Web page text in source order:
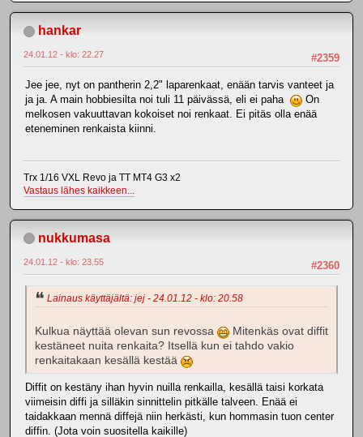
hankar
#2359
24.01.12 - klo: 22.27
Jee jee, nyt on pantherin 2,2" laparenkaat, enään tarvis vanteet ja
ja ja. A main hobbiesilta noi tuli 11 päivässä, eli ei paha
On
melkosen vakuuttavan kokoiset noi renkaat. Ei pitäs olla enää
eteneminen renkaista kiinni.
Trx 1/16 VXL Revo ja TT MT4 G3 x2
Vastaus lähes kaikkeen...
nukkumasa
#2360
24.01.12 - klo: 23.55
Lainaus käyttäjältä: jej - 24.01.12 - klo: 20.58
Kulkua näyttää olevan sun revossa
Mitenkäs ovat diffit
kestäneet nuita renkaita? Itsellä kun ei tahdo vakio
renkaitakaan kesällä kestää
Diffit on kestäny ihan hyvin nuilla renkailla, kesällä taisi korkata
viimeisin diffi ja silläkin sinnittelin pitkälle talveen. Enää ei
taidakkaan mennä diffejä niin herkästi, kun hommasin tuon center
diffin. (Jota voin suositella kaikille)